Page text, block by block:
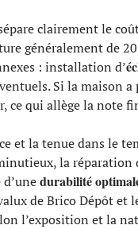
clairement le
généralement de
: installation d’
Si la maison a
ce qui allège la note
et la tenue dans le
la réparation
durabilité
de Brico Dépôt et
l’exposition et la